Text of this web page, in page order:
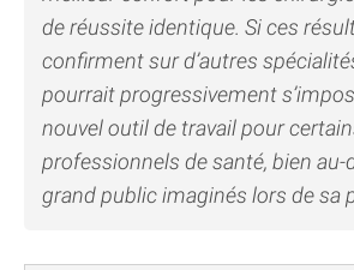
de réussite identique. Si ces
confirment sur d’autres
pourrait progressivement
nouvel outil de travail pour
professionnels de santé, bien au-
grand public imaginés lors de sa